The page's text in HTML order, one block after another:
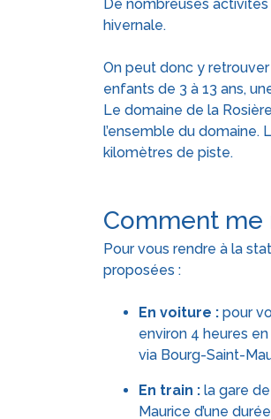
De nombreuses
hivernale.
On peut donc y
enfants de 3 à 13 ans,
Le domaine de la
l’ensemble du domaine.
kilomètres de piste.
Comment me
Pour vous rendre à la
proposées :
En voiture : pour
environ 4 heures
via Bourg-Saint-
En train : la gare
Maurice d’une